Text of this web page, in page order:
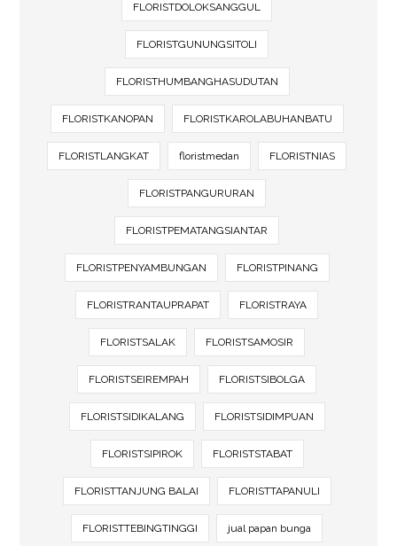
FLORISTDOLOKSANGGUL
FLORISTGUNUNGSITOLI
FLORISTHUMBANGHASUDUTAN
FLORISTKANOPAN FLORISTKAROLABUHANBATU
FLORISTLANGKAT floristmedan FLORISTNIAS
FLORISTPANGURURAN
FLORISTPEMATANGSIANTAR
FLORISTPENYAMBUNGAN FLORISTPINANG
FLORISTRANTAUPRAPAT FLORISTRAYA
FLORISTSALAK FLORISTSAMOSIR
FLORISTSEIREMPAH FLORISTSIBOLGA
FLORISTSIDIKALANG FLORISTSIDIMPUAN
FLORISTSIPIROK FLORISTSTABAT
FLORISTTANJUNG BALAI FLORISTTAPANULI
FLORISTTEBINGTINGGI jual papan bunga